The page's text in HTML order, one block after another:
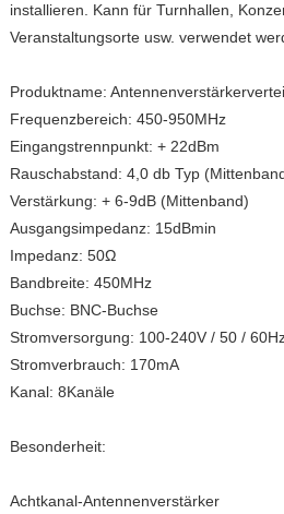
installieren. Kann für Turnhallen,
Veranstaltungsorte usw. verwendet
Produktname:
Frequenzbereich: 450-950MHz
Eingangstrennpunkt: + 22dBm
Rauschabstand: 4,0 db Typ
Verstärkung: + 6-9dB (Mittenband)
Ausgangsimpedanz: 15dBmin
Impedanz: 50Ω
Bandbreite: 450MHz
Buchse: BNC-Buchse
Stromversorgung: 100-240V / 50 /
Stromverbrauch: 170mA
Kanal: 8Kanäle
Besonderheit:
Achtkanal-Antennenverstärker